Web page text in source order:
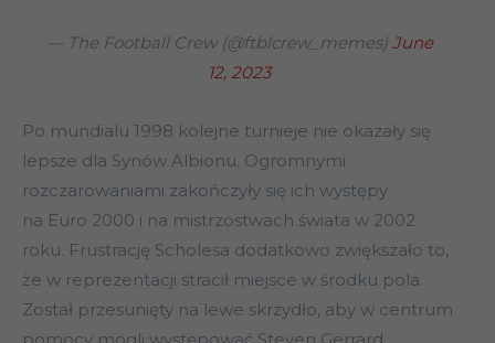
— The Football Crew (@ftblcrew_memes) June
12, 2023
Po mundialu 1998 kolejne turnieje nie okazały się
lepsze dla Synów Albionu. Ogromnymi
rozczarowaniami zakończyły się ich występy
na Euro 2000 i na mistrzostwach świata w 2002
roku. Frustrację Scholesa dodatkowo zwiększało to,
że w reprezentacji stracił miejsce w środku pola.
Został przesunięty na lewe skrzydło, aby w centrum